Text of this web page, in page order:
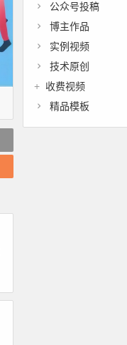
公众号投稿
博主作品
实例视频
技术原创
收费视频
精品模板